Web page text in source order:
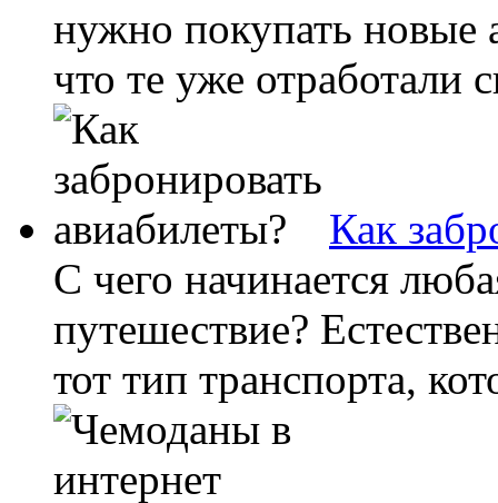
нужно покупать
что те уже отработали
Как
С чего начинается
путешествие?
тот тип транспорта,